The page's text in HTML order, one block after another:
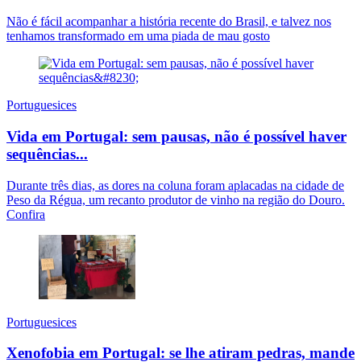
Não é fácil acompanhar a história recente do Brasil, e talvez nos
tenhamos transformado em uma piada de mau gosto
Portuguesices
Vida em Portugal: sem pausas, não é possível haver
sequências...
Durante três dias, as dores na coluna foram aplacadas na cidade de
Peso da Régua, um recanto produtor de vinho na região do Douro.
Confira
Portuguesices
Xenofobia em Portugal: se lhe atiram pedras, mande